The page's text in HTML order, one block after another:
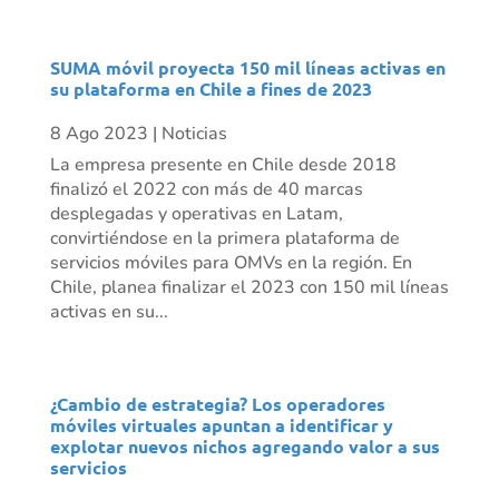
SUMA móvil proyecta 150 mil líneas activas en
su plataforma en Chile a fines de 2023
8 Ago 2023 | Noticias
La empresa presente en Chile desde 2018
finalizó el 2022 con más de 40 marcas
desplegadas y operativas en Latam,
convirtiéndose en la primera plataforma de
servicios móviles para OMVs en la región. En
Chile, planea finalizar el 2023 con 150 mil líneas
activas en su...
¿Cambio de estrategia? Los operadores
móviles virtuales apuntan a identificar y
explotar nuevos nichos agregando valor a sus
servicios